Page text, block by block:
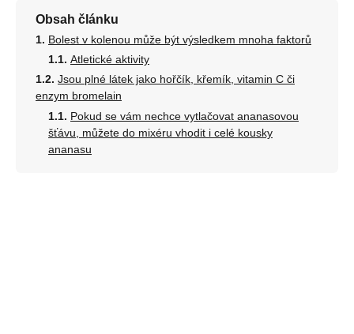
Obsah článku
Bolest v kolenou může být výsledkem mnoha faktorů
Atletické aktivity
Jsou plné látek jako hořčík, křemík, vitamin C či
enzym bromelain
Pokud se vám nechce vytlačovat ananasovou
šťávu, můžete do mixéru vhodit i celé kousky
ananasu